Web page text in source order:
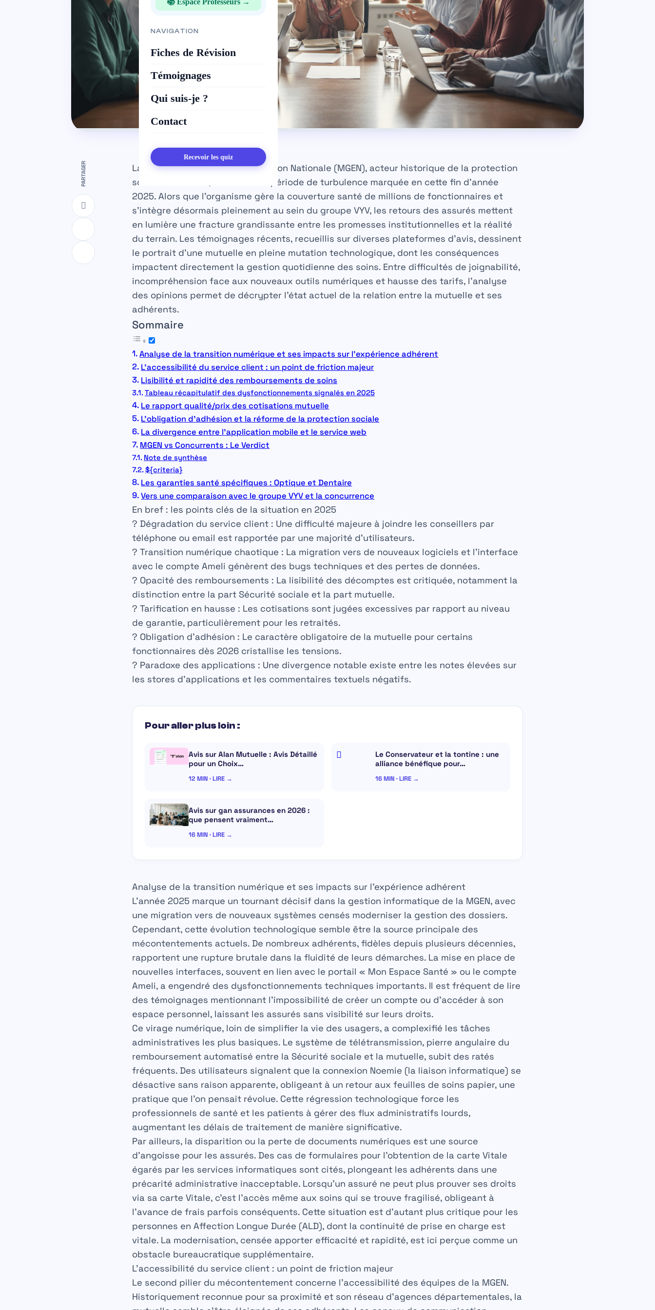
📚 Espace Professeurs →
NAVIGATION
Fiches de Révision
Témoignages
Qui suis-je ?
Contact
Recevoir les quiz
PARTAGER
La Mutuelle Générale de l’Éducation Nationale (MGEN), acteur historique de la protection
sociale en France, traverse une période de turbulence marquée en cette fin d’année
2025. Alors que l’organisme gère la couverture santé de millions de fonctionnaires et
s’intègre désormais pleinement au sein du groupe VYV, les retours des assurés mettent
en lumière une fracture grandissante entre les promesses institutionnelles et la réalité
du terrain. Les témoignages récents, recueillis sur diverses plateformes d’avis, dessinent
le portrait d’une mutuelle en pleine mutation technologique, dont les conséquences
impactent directement la gestion quotidienne des soins. Entre difficultés de joignabilité,
incompréhension face aux nouveaux outils numériques et hausse des tarifs, l’analyse
des opinions permet de décrypter l’état actuel de la relation entre la mutuelle et ses
adhérents.
Sommaire
Analyse de la transition numérique et ses impacts sur l’expérience adhérent
L’accessibilité du service client : un point de friction majeur
Lisibilité et rapidité des remboursements de soins
Tableau récapitulatif des dysfonctionnements signalés en 2025
Le rapport qualité/prix des cotisations mutuelle
L’obligation d’adhésion et la réforme de la protection sociale
La divergence entre l’application mobile et le service web
MGEN vs Concurrents : Le Verdict
Note de synthèse
${criteria}
Les garanties santé spécifiques : Optique et Dentaire
Vers une comparaison avec le groupe VYV et la concurrence
En bref : les points clés de la situation en 2025
? Dégradation du service client : Une difficulté majeure à joindre les conseillers par
téléphone ou email est rapportée par une majorité d’utilisateurs.
? Transition numérique chaotique : La migration vers de nouveaux logiciels et l’interface
avec le compte Ameli génèrent des bugs techniques et des pertes de données.
? Opacité des remboursements : La lisibilité des décomptes est critiquée, notamment la
distinction entre la part Sécurité sociale et la part mutuelle.
? Tarification en hausse : Les cotisations sont jugées excessives par rapport au niveau
de garantie, particulièrement pour les retraités.
?️ Obligation d’adhésion : Le caractère obligatoire de la mutuelle pour certains
fonctionnaires dès 2026 cristallise les tensions.
? Paradoxe des applications : Une divergence notable existe entre les notes élevées sur
les stores d’applications et les commentaires textuels négatifs.
Pour aller plus loin :
Avis sur Alan Mutuelle : Avis Détaillé
pour un Choix…
12 MIN · LIRE →
Le Conservateur et la tontine : une
alliance bénéfique pour…
16 MIN · LIRE →
Avis sur gan assurances en 2026 :
que pensent vraiment…
16 MIN · LIRE →
Analyse de la transition numérique et ses impacts sur l’expérience adhérent
L’année 2025 marque un tournant décisif dans la gestion informatique de la MGEN, avec
une migration vers de nouveaux systèmes censés moderniser la gestion des dossiers.
Cependant, cette évolution technologique semble être la source principale des
mécontentements actuels. De nombreux adhérents, fidèles depuis plusieurs décennies,
rapportent une rupture brutale dans la fluidité de leurs démarches. La mise en place de
nouvelles interfaces, souvent en lien avec le portail « Mon Espace Santé » ou le compte
Ameli, a engendré des dysfonctionnements techniques importants. Il est fréquent de lire
des témoignages mentionnant l’impossibilité de créer un compte ou d’accéder à son
espace personnel, laissant les assurés sans visibilité sur leurs droits.
Ce virage numérique, loin de simplifier la vie des usagers, a complexifié les tâches
administratives les plus basiques. Le système de télétransmission, pierre angulaire du
remboursement automatisé entre la Sécurité sociale et la mutuelle, subit des ratés
fréquents. Des utilisateurs signalent que la connexion Noemie (la liaison informatique) se
désactive sans raison apparente, obligeant à un retour aux feuilles de soins papier, une
pratique que l’on pensait révolue. Cette régression technologique force les
professionnels de santé et les patients à gérer des flux administratifs lourds,
augmentant les délais de traitement de manière significative.
Par ailleurs, la disparition ou la perte de documents numériques est une source
d’angoisse pour les assurés. Des cas de formulaires pour l’obtention de la carte Vitale
égarés par les services informatiques sont cités, plongeant les adhérents dans une
précarité administrative inacceptable. Lorsqu’un assuré ne peut plus prouver ses droits
via sa carte Vitale, c’est l’accès même aux soins qui se trouve fragilisé, obligeant à
l’avance de frais parfois conséquents. Cette situation est d’autant plus critique pour les
personnes en Affection Longue Durée (ALD), dont la continuité de prise en charge est
vitale. La modernisation, censée apporter efficacité et rapidité, est ici perçue comme un
obstacle bureaucratique supplémentaire.
L’accessibilité du service client : un point de friction majeur
Le second pilier du mécontentement concerne l’accessibilité des équipes de la MGEN.
Historiquement reconnue pour sa proximité et son réseau d’agences départementales, la